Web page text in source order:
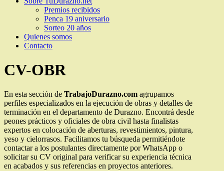
Premios recibidos
Penca 19 aniversario
Sorteo 20 años
Quienes somos
Contacto
CV-OBR
En esta sección de TrabajoDurazno.com agrupamos
perfiles especializados en la ejecución de obras y detalles de
terminación en el departamento de Durazno. Encontrá desde
peones prácticos y oficiales de obra civil hasta finalistas
expertos en colocación de aberturas, revestimientos, pintura,
yeso y cielorrasos. Facilitamos tu búsqueda permitiéndote
contactar a los postulantes directamente por WhatsApp o
solicitar su CV original para verificar su experiencia técnica
en acabados y sus referencias en proyectos anteriores.